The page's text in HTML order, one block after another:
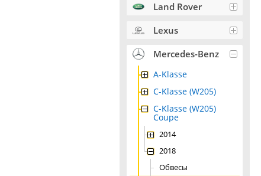
Land Rover
Lexus
Mercedes-Benz
A-Klasse
C-Klasse (W205)
C-Klasse (W205)
Coupe
2014
2018
Обвесы